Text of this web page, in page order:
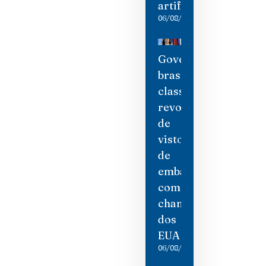
artificial
06/08/2026
Governo
brasileiro
classifica
revogação
de
visto
de
embaixadora
como
chantagem
dos
EUA
06/08/2026